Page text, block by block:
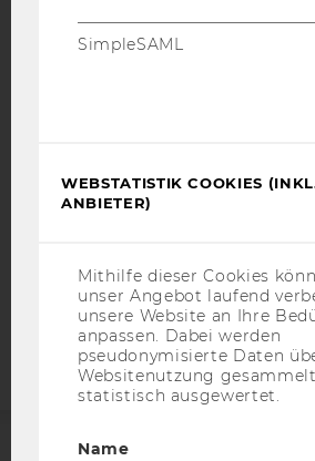
STUDIENBEWERBER*INNEN
Webseite
SimpleSAML
WEBSTATISTIK COOKIES
ANBIETER)
Mithilfe dieser Cookies
unser Angebot laufend
unsere Website an Ihre
anpassen. Dabei werden
pseudonymisierte Daten
Websitenutzung
statistisch ausgewertet.
Name